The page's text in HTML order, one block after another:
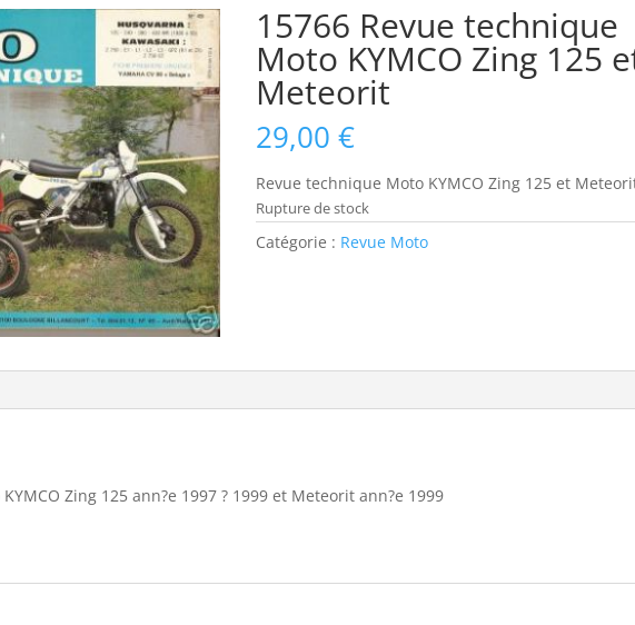
15766 Revue technique
Moto KYMCO Zing 125
Meteorit
29,00€
Revue technique Moto KYMCO Zing 125 et
Rupture de stock
Catégorie : Revue Moto
Zing 125 ann?e 1997 ? 1999 et Meteorit ann?e 1999